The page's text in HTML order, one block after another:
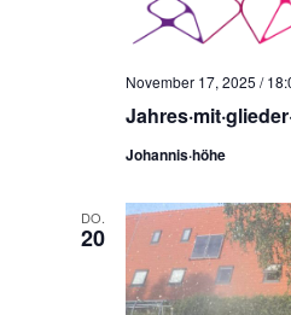
November 17, 2025 /
Johannis·höhe
DO.
20